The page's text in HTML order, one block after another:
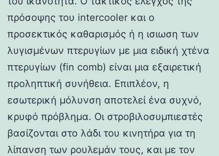
πρόσοψης του intercooler και ο
προσεκτικός καθαρισμός ή η ισιωση των
λυγισμένων πτερυγίων με μια ειδική χτένα
πτερυγίων (fin comb) είναι μια εξαιρετική
προληπτική συνήθεια. Επιπλέον, η
εσωτερική μόλυνση αποτελεί ένα συχνό,
κρυφό πρόβλημα. Οι στροβιλοσυμπιεστές
βασίζονται στο λάδι του κινητήρα για τη
λίπανση των ρουλεμάν τους, και με τον